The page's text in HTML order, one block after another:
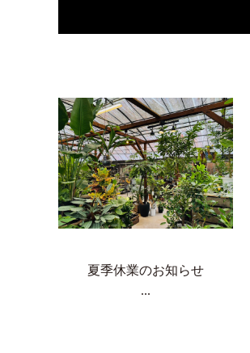
夏季休業のお知らせ
...